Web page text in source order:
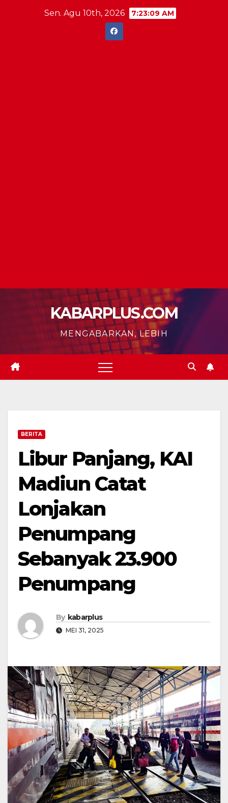
Sen. Agu 10th, 2026 7:23:10 AM
KABARPLUS.COM
MENGABARKAN, LEBIH
BERITA
Libur Panjang, KAI
Madiun Catat
Lonjakan
Penumpang
Sebanyak 23.900
Penumpang
By kabarplus
MEI 31, 2025